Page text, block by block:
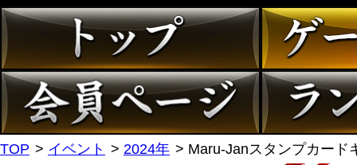
TOP イベント 2024年 Maru-Janスタンプカード